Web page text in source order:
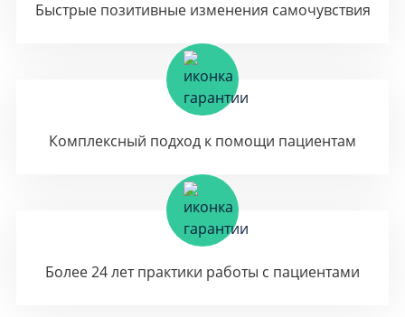
Быстрые позитивные изменения самочувствия
Комплексный подход к помощи пациентам
Более 24 лет практики работы с пациентами